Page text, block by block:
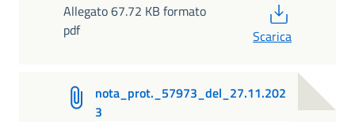
Allegato 67.72 KB formato
pdf
Scarica
nota_prot._57973_del_27.11.202
3